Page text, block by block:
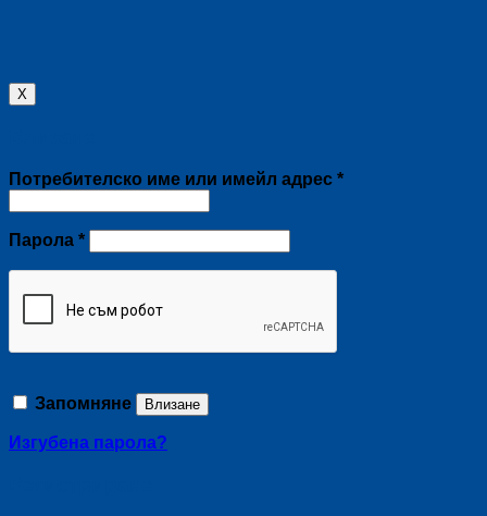
X
Потребителско име или имейл адрес *Задължително
Парола *Задължително
Запомняне Влизане
Изгубена парола?